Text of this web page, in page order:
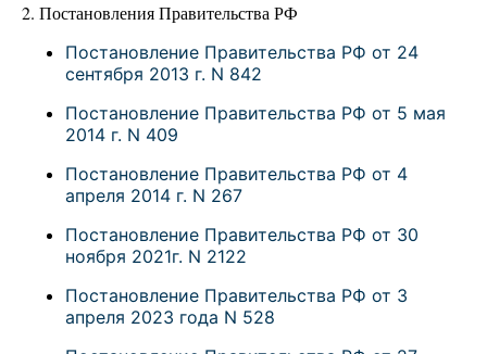
2. Постановления Правительства РФ
Постановление Правительства РФ от 24
сентября 2013 г. N 842
Постановление Правительства РФ от 5 мая
2014 г. N 409
Постановление Правительства РФ от 4
апреля 2014 г. N 267
Постановление Правительства РФ от 30
ноября 2021г. N 2122
Постановление Правительства РФ от 3
апреля 2023 года N 528